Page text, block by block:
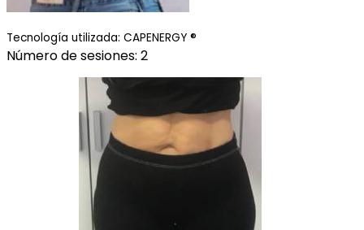
Tecnología utilizada: CAPENERGY ®
Número de sesiones: 2